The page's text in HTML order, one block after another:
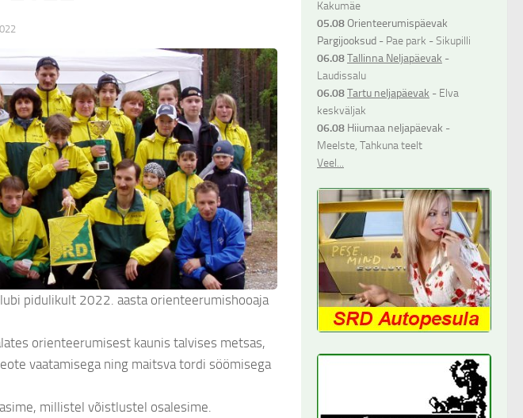
pidulikult 2022. aasta orienteerumishooaja
orienteerumisest kaunis talvises metsas,
vaatamisega ning maitsva tordi söömisega
millistel võistlustel osalesime.
Kakumäe
05.08 Orienteerumispäevak
Pargijooksud - Pae park - Sikupilli
06.08Tallinna Neljapäevak -
Laudissalu
06.08Tartu neljapäevak - Elva
keskväljak
06.08 Hiiumaa neljapäevak -
Meelste, Tahkuna teelt
Veel...